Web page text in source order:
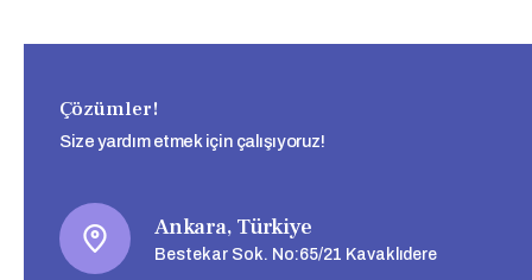
Çözümler!
Size yardım etmek için çalışıyoruz!
Ankara, Türkiye
Bestekar Sok. No:65/21 Kavaklıdere